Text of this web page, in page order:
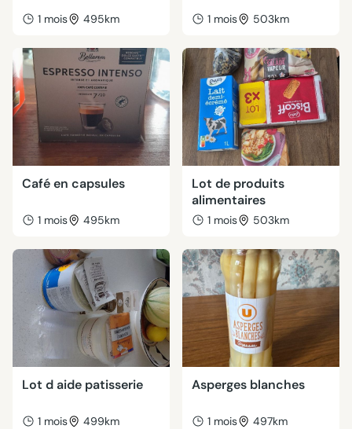
1 mois 495km 1 mois 503km
Café en capsules
1 mois 495km
Lot de produits
alimentaires
1 mois 503km
Lot d aide patisserie
1 mois 499km
Asperges blanches
1 mois 497km